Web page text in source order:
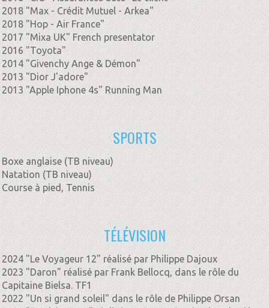
2018 "Max - Crédit Mutuel - Arkea"
2018 "Hop - Air France"
2017 "Mixa UK" French presentator
2016 "Toyota"
2014 "Givenchy Ange & Démon"
2013 "Dior J'adore"
2013 "Apple Iphone 4s" Running Man
SPORTS
Boxe anglaise (TB niveau)
Natation (TB niveau)
Course à pied, Tennis
TÉLÉVISION
2024 "Le Voyageur 12" réalisé par Philippe Dajoux
2023 "Daron" réalisé par Frank Bellocq, dans le rôle du
Capitaine Bielsa. TF1
2022 "Un si grand soleil" dans le rôle de Philippe Orsan